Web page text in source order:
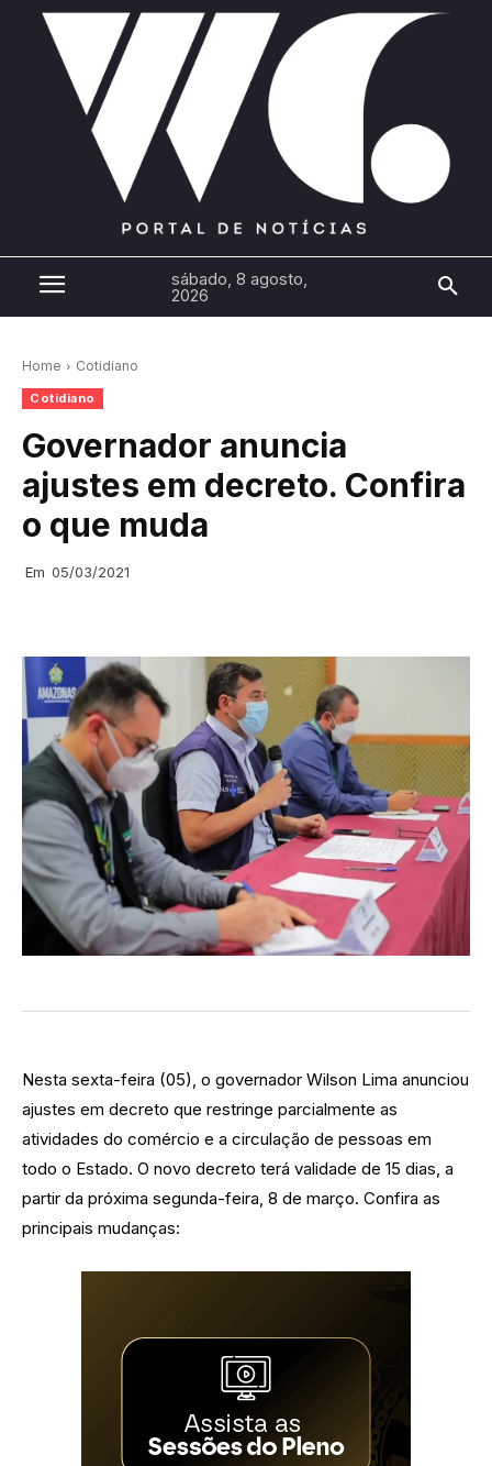
sábado, 8 agosto,
2026
Home Cotidiano
Cotidiano
Governador anuncia
ajustes em decreto. Confira
o que muda
Em 05/03/2021
Nesta sexta-feira (05), o governador Wilson Lima anunciou
ajustes em decreto que restringe parcialmente as
atividades do comércio e a circulação de pessoas em
todo o Estado. O novo decreto terá validade de 15 dias, a
partir da próxima segunda-feira, 8 de março. Confira as
principais mudanças: